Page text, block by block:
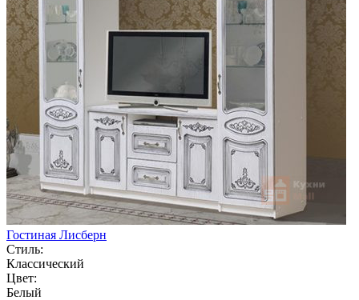
Гостиная Лисберн
Стиль:
Классический
Цвет:
Белый